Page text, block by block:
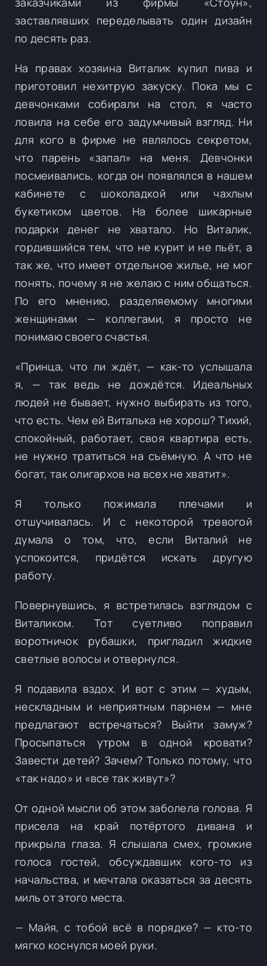
заставлявших переделывать один дизайн
по десять раз.
На правах хозяина Виталик купил пива и
приготовил нехитрую закуску. Пока мы с
девчонками собирали на стол, я часто
ловила на себе его задумчивый взгляд. Ни
для кого в фирме не являлось секретом,
что парень «запал» на меня. Девчонки
посмеивались, когда он появлялся в нашем
кабинете с шоколадкой или чахлым
букетиком цветов. На более шикарные
подарки денег не хватало. Но Виталик,
гордившийся тем, что не курит и не пьёт, а
так же, что имеет отдельное жилье, не мог
понять, почему я не желаю с ним общаться.
По его мнению, разделяемому многими
женщинами — коллегами, я просто не
понимаю своего счастья.
«Принца, что ли ждёт, — как-то услышала
я, — так ведь не дождётся. Идеальных
людей не бывает, нужно выбирать из того,
что есть. Чем ей Виталька не хорош? Тихий,
спокойный, работает, своя квартира есть,
не нужно тратиться на съёмную. А что не
богат, так олигархов на всех не хватит».
Я только пожимала плечами и
отшучивалась. И с некоторой тревогой
думала о том, что, если Виталий не
успокоится, придётся искать другую
работу.
Повернувшись, я встретилась взглядом с
Виталиком. Тот суетливо поправил
воротничок рубашки, пригладил жидкие
светлые волосы и отвернулся.
Я подавила вздох. И вот с этим — худым,
нескладным и неприятным парнем — мне
предлагают встречаться? Выйти замуж?
Просыпаться утром в одной кровати?
Завести детей? Зачем? Только потому, что
«так надо» и «все так живут»?
От одной мысли об этом заболела голова. Я
присела на край потёртого дивана и
прикрыла глаза. Я слышала смех, громкие
голоса гостей, обсуждавших кого-то из
начальства, и мечтала оказаться за десять
миль от этого места.
— Майя, с тобой всё в порядке? — кто-то
мягко коснулся моей руки.